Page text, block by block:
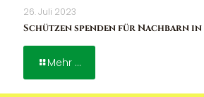
26. Juli 2023
Schützen spenden für Nachbarn
Mehr ...